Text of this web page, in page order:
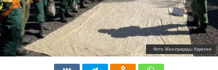
Фото: Минприроды Карелии